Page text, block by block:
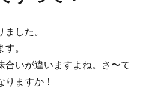
した。
。
合いが違いますよね。さ〜て
ますか！